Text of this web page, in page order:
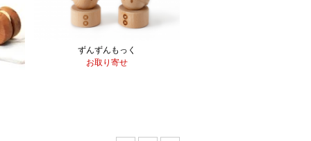
ずんずんもっく
お取り寄せ